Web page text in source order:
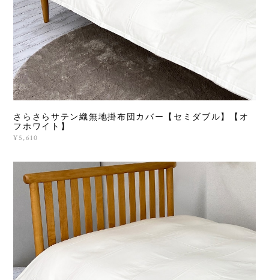
さらさらサテン織無地掛布団カバー【セミダブル】【オ
フホワイト】
¥5,610